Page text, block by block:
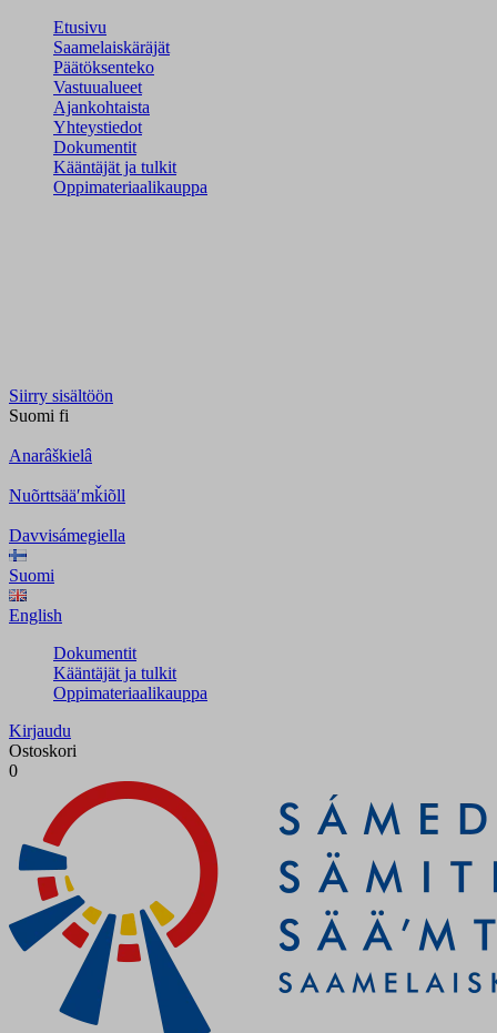
Etusivu
Saamelaiskäräjät
Päätöksenteko
Vastuualueet
Ajankohtaista
Yhteystiedot
Dokumentit
Kääntäjät ja tulkit
Oppimateriaalikauppa
Siirry sisältöön
Suomi fi
Anarâškielâ
Nuõrttsääʹmǩiõll
Davvisámegiella
Suomi
English
Dokumentit
Kääntäjät ja tulkit
Oppimateriaalikauppa
Kirjaudu
Ostoskori
0